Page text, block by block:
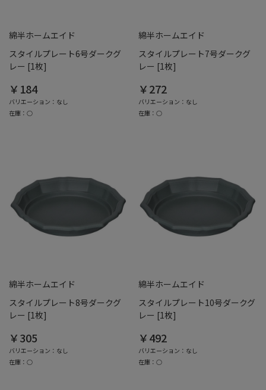
綿半ホームエイド
スタイルプレート6号ダークグ
レー [1枚]
￥184
バリエーション：なし
在庫：○
綿半ホームエイド
スタイルプレート7号ダークグ
レー [1枚]
￥272
バリエーション：なし
在庫：○
綿半ホームエイド
スタイルプレート8号ダークグ
レー [1枚]
￥305
バリエーション：なし
在庫：○
綿半ホームエイド
スタイルプレート10号ダークグ
レー [1枚]
￥492
バリエーション：なし
在庫：○